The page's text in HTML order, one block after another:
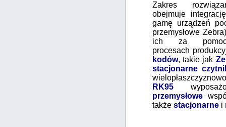
Zakres
obejmuje
gamę urządzeń
przemysłowe
ich za
procesach
kodów, takie jak
stacjonarne
RK95
przemysłowe
także stacjonarnei